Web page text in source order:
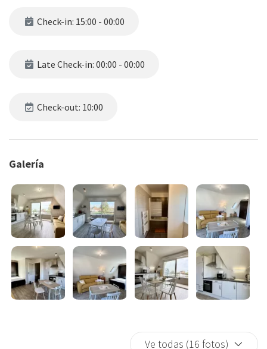
Check-in: 15:00 - 00:00
Late Check-in: 00:00 - 00:00
Check-out: 10:00
Galería
Ve todas (16 fotos)